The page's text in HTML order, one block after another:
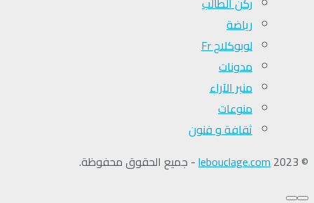
رياضة
لوبوكلاج Fr
مدونات
منبر الآراء
منوعات
ثقافة و فنون
© 2023
lebouclage.com- جميع الحقوق محفوظة.